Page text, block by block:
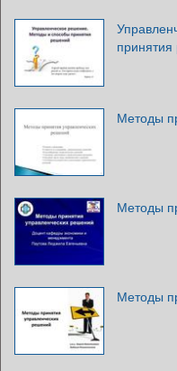
Методы
Методы
Методы